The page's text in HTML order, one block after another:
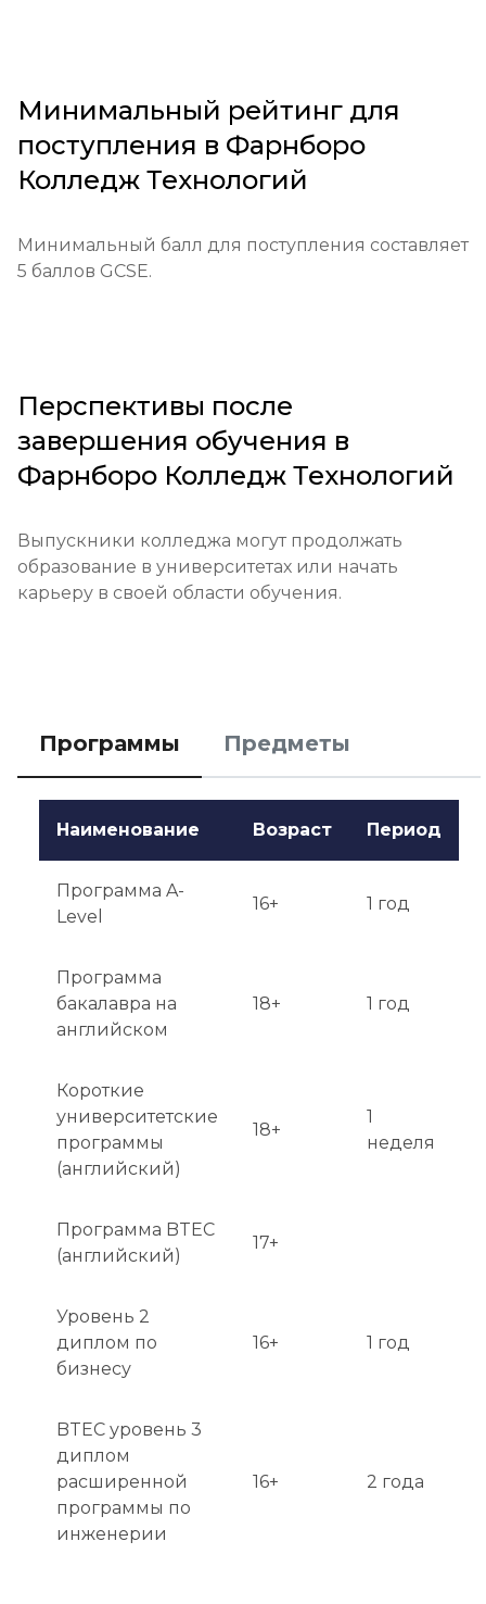
Процесс подачи заявки: Заявки подаются
онлайн через сайт колледжа. Стоимость подачи
зависит от программы.
GCSE или эквиваленты.
Уровень IELTS не ниже 5.5.
Финансовые условия: Необходимо
предоставить подтверждение наличия средств.
Сроки подачи заявок: По состоянию на 2023 год,
заявки принимаются до конца августа.
поступления сообщаются по электронной почте
заявки.
Минимальный рейтинг для
поступления в Фарнборо
Колледж Технологий
Минимальный балл для поступления составляет
5 баллов GCSE.
Перспективы после
завершения обучения в
Фарнборо Колледж Технологий
Выпускники колледжа могут продолжать
образование в университетах или начать
карьеру в своей области обучения.
Программы Предметы
Наименование Возраст Период
Программа A-
Level
16+ 1 год
Программа
бакалавра на
английском
18+ 1 год
Короткие
университетские
программы
(английский)
18+
1
неделя
Программа BTEC
(английский)
17+
Уровень 2
диплом по
бизнесу
16+ 1 год
BTEC уровень 3
диплом
расширенной
программы по
инженерии
16+ 2 года